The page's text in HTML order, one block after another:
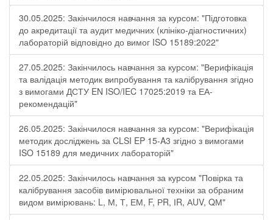
30.05.2025: Закінчилося навчання за курсом: "Підготовка
до акредитації та аудит медичних (клініко-діагностичних)
лабораторій відповідно до вимог ISO 15189:2022"
27.05.2025: Закінчилось навчання за курсом: "Верифікація
та валідація методик випробування та калібрування згідно
з вимогами ДСТУ EN ISO/IEC 17025:2019 та ЕА-
рекомендацій"
26.05.2025: Закінчилося навчання за курсом: "Верифікація
методик досліджень за CLSI EP 15-A3 згідно з вимогами
ISO 15189 для медичних лабораторій"
22.05.2025: Закінчилось навчання за курсом "Повірка та
калібрування засобів вимірювальної техніки за обраним
видом вимірювань: L, М, Т, ЕМ, F, РR, ІR, АUV, QМ"